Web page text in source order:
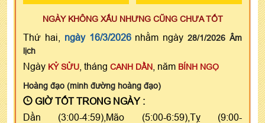
NGÀY KHÔNG XẤU NHƯNG CŨNG CHƯA TỐT
Thứ hai, ngày 16/3/2026nhằm ngày28/1/2026 Âm
lịch
Ngày KỶ SỬU , tháng CANH DẦN , năm BÍNH NGỌ
Hoàng đạo (minh đường hoàng đạo)
GIỜ TỐT TRONG NGÀY :
Dần (3:00-4:59),Mão (5:00-6:59),Tỵ (9:00-